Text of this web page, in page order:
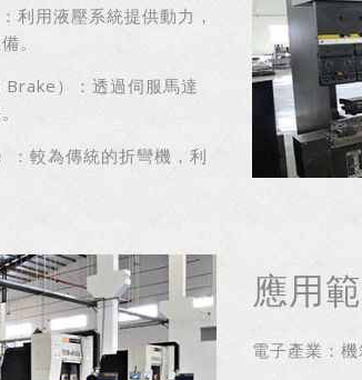
用液壓系統提供動力，
。
）：透過伺服馬達
較為傳統的折彎機，利
應用
電子產業：